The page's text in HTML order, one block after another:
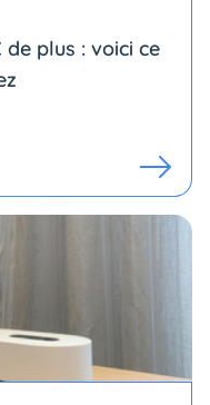
plus : voici ce